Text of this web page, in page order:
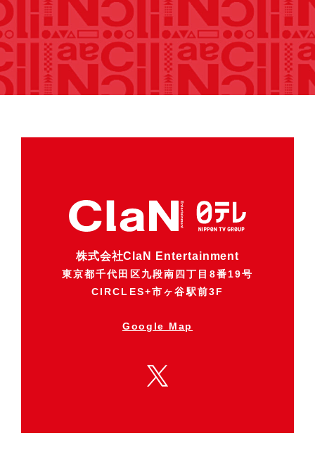
株式会社ClaN Entertainment
東京都千代田区九段南四丁目8番19号
CIRCLES+市ヶ谷駅前3F
Google Map